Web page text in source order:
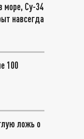
море, Су-34
навсегда
100
ложь о